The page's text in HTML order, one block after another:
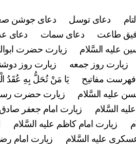
دعای توسل دعای جوشن
طاعت دعای سمات دعای
علیه السَّلام زیارت حضرت
زیارت روز جمعه زیارت روز
فهرست مفاتیح يَا مَنْ تُحَلُّ بِهِ عُقَدُ
علیه السَّلام زیارت حضرت
السَّلام
زیارت امام جعفر صادق
زیارت امام کاظم علیه السَّلام
علیه السَّلام زیارت امام